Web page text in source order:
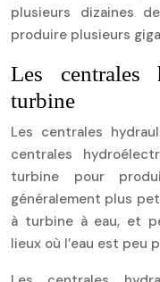
plusieurs dizaines
produire plusieurs
Les centrales
turbine
Les centrales
centrales
turbine pour
généralement plus
à turbine à eau, et
lieux où l’eau est peu